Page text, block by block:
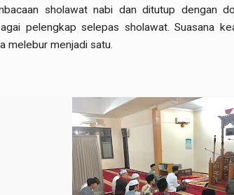
sholawat nabi dan ditutup dengan
pelengkap selepas sholawat. Suasana
melebur menjadi satu.